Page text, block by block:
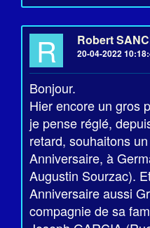
R Robert
20-04-2022
Bonjour.
Hier encore un gros
je pense réglé,
retard, souhaitons
Anniversaire, à
Augustin Sourzac).
Anniversaire aussi
compagnie de sa